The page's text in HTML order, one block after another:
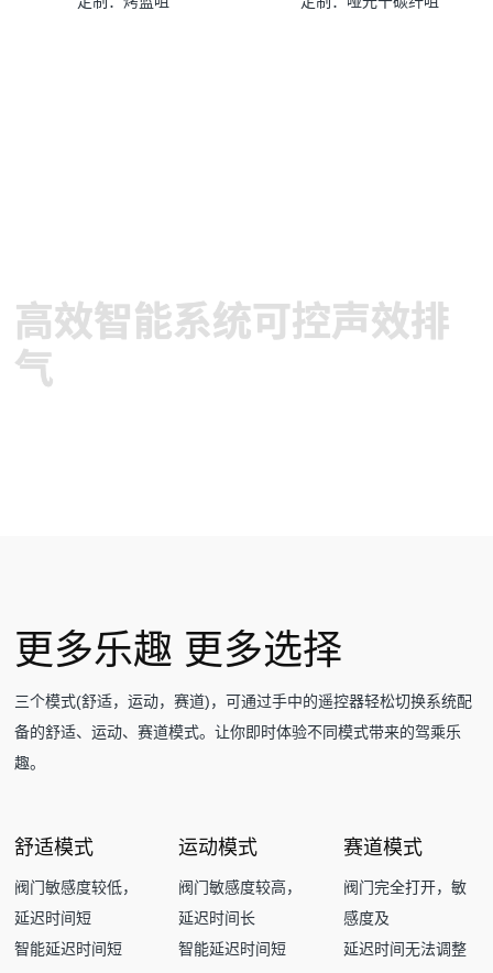
高效智能系统可控声效排
气
更多乐趣 更多选择
三个模式(舒适，运动，赛道)，可通过手中的遥控器轻松切换系统配
备的舒适、运动、赛道模式。让你即时体验不同模式带来的驾乘乐
趣。
舒适模式
阀门敏感度较低，
延迟时间短
智能延迟时间短
运动模式
阀门敏感度较高，
延迟时间长
智能延迟时间短
赛道模式
阀门完全打开，敏
感度及
延迟时间无法调整